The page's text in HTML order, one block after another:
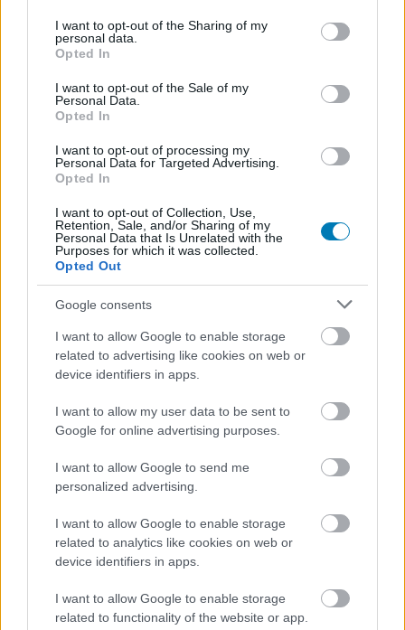
not limited to your visit or usage behaviour. You may click to
grant or deny consent to Google and its third-party tags to
use your data for below specified purposes in below Google
consent section.
I want to opt-out of the Sharing of my
personal data.
Opted In
I want to opt-out of the Sale of my
Personal Data.
Opted In
I want to opt-out of processing my
Personal Data for Targeted Advertising.
Opted In
I want to opt-out of Collection, Use,
Retention, Sale, and/or Sharing of my
Personal Data that Is Unrelated with the
Purposes for which it was collected.
Opted Out
Google consents
I want to allow Google to enable storage
related to advertising like cookies on web or
device identifiers in apps.
I want to allow my user data to be sent to
Google for online advertising purposes.
I want to allow Google to send me
personalized advertising.
I want to allow Google to enable storage
related to analytics like cookies on web or
device identifiers in apps.
I want to allow Google to enable storage
related to functionality of the website or app.
Bezárul a kör és a Disney+ hamarosan feltalálja a
kábeltévét
pcwplus.hu| 2026.07.11 21:43
Körbeértünk, a Disney egy teljesen ingyenes, reklámokkal
súlyosbított előfizetést tervezget.
Magyarország az élre került vezetékes streamingben
| 2026.07.08 15:33
közben.